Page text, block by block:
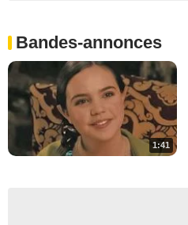
Bandes-annonces
1:41